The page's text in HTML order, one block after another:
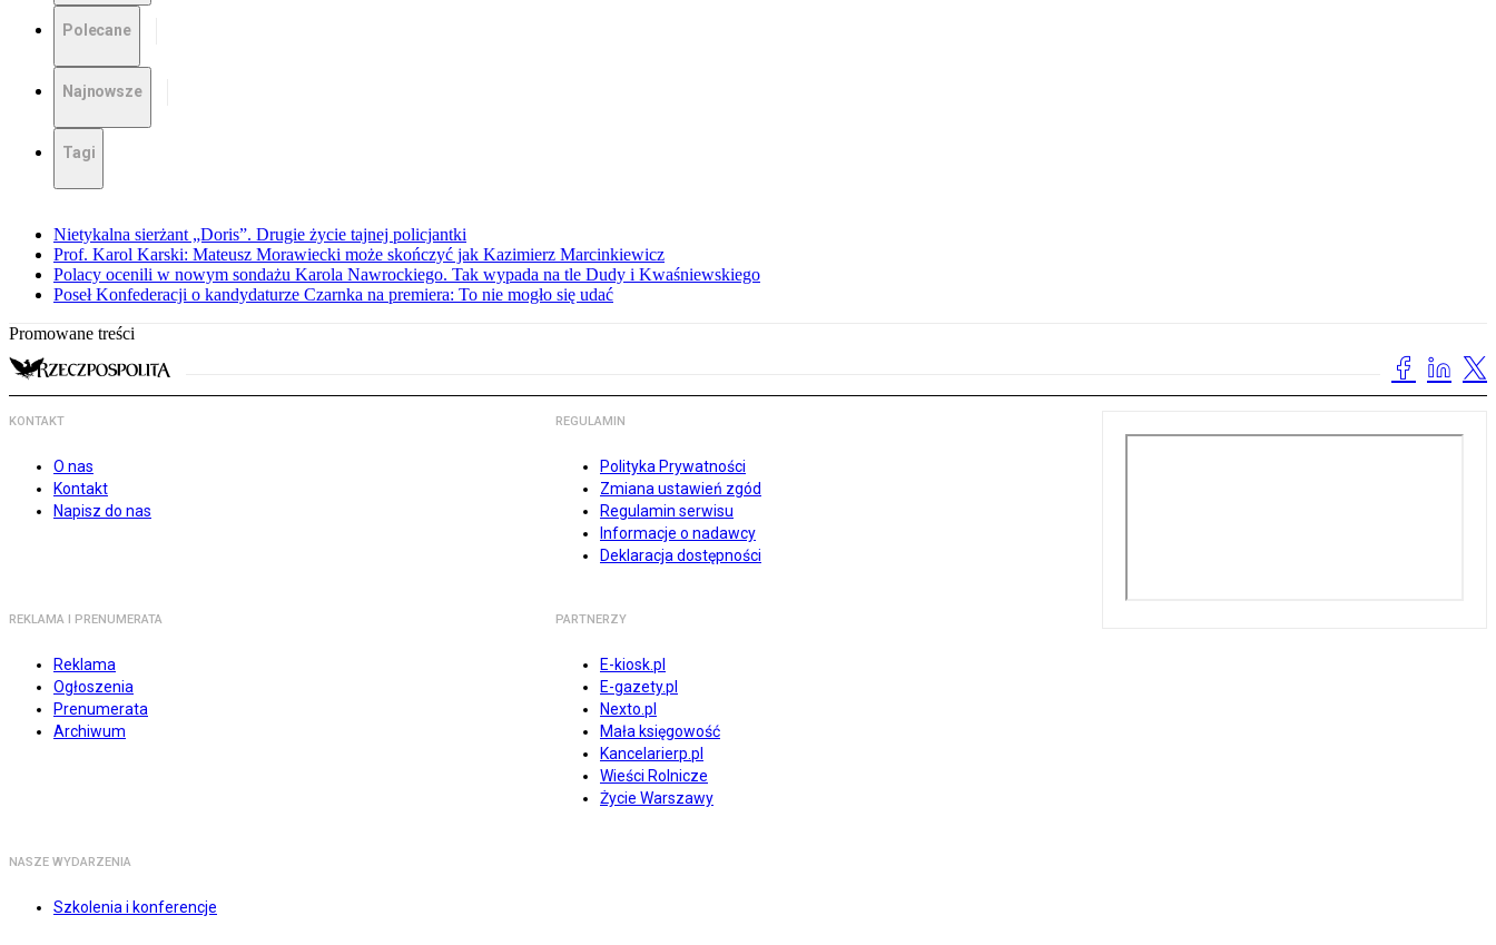
Polecane
Najnowsze
Tagi
Nietykalna sierżant „Doris”. Drugie życie tajnej policjantki
Prof. Karol Karski: Mateusz Morawiecki może skończyć jak Kazimierz Marcinkiewicz
Polacy ocenili w nowym sondażu Karola Nawrockiego. Tak wypada na tle Dudy i Kwaśniewskiego
Poseł Konfederacji o kandydaturze Czarnka na premiera: To nie mogło się udać
Promowane treści
KONTAKT
O nas
Kontakt
Napisz do nas
REGULAMIN
Polityka Prywatności
Zmiana ustawień zgód
Regulamin serwisu
Informacje o nadawcy
Deklaracja dostępności
REKLAMA I PRENUMERATA
Reklama
Ogłoszenia
Prenumerata
Archiwum
PARTNERZY
E-kiosk.pl
E-gazety.pl
Nexto.pl
Mała księgowość
Kancelarierp.pl
Wieści Rolnicze
Życie Warszawy
NASZE WYDARZENIA
Szkolenia i konferencje